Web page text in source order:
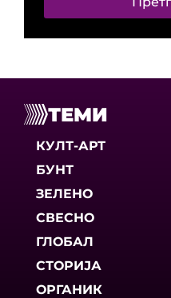
ТЕМИ
КУЛТ-АРТ
БУНТ
ЗЕЛЕНО
СВЕСНО
ГЛОБАЛ
СТОРИЈА
ОРГАНИК